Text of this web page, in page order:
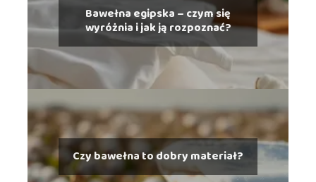
Bawełna egipska – czym się
wyróżnia i jak ją rozpoznać?
Czy bawełna to dobry materiał?